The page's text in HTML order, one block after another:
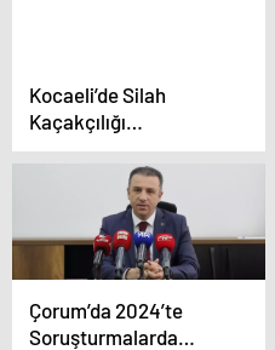
Kocaeli’de Silah
Kaçakçılığı
Operasyonu
Çorum’da 2024’te
Soruşturmalarda